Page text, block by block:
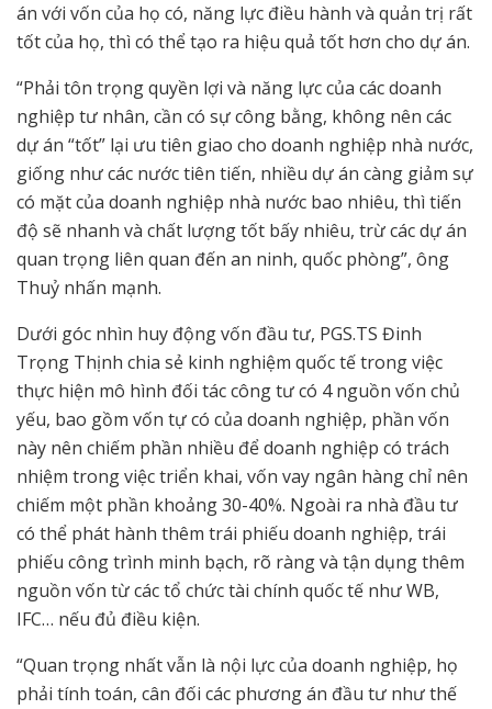
án với vốn của họ có, năng lực điều hành và quản trị rất
tốt của họ, thì có thể tạo ra hiệu quả tốt hơn cho dự án.
“Phải tôn trọng quyền lợi và năng lực của các doanh
nghiệp tư nhân, cần có sự công bằng, không nên các
dự án “tốt” lại ưu tiên giao cho doanh nghiệp nhà nước,
giống như các nước tiên tiến, nhiều dự án càng giảm sự
có mặt của doanh nghiệp nhà nước bao nhiêu, thì tiến
độ sẽ nhanh và chất lượng tốt bấy nhiêu, trừ các dự án
quan trọng liên quan đến an ninh, quốc phòng”, ông
Thuỷ nhấn mạnh.
Dưới góc nhìn huy động vốn đầu tư, PGS.TS Đinh
Trọng Thịnh chia sẻ kinh nghiệm quốc tế trong việc
thực hiện mô hình đối tác công tư có 4 nguồn vốn chủ
yếu, bao gồm vốn tự có của doanh nghiệp, phần vốn
này nên chiếm phần nhiều để doanh nghiệp có trách
nhiệm trong việc triển khai, vốn vay ngân hàng chỉ nên
chiếm một phần khoảng 30-40%. Ngoài ra nhà đầu tư
có thể phát hành thêm trái phiếu doanh nghiệp, trái
phiếu công trình minh bạch, rõ ràng và tận dụng thêm
nguồn vốn từ các tổ chức tài chính quốc tế như WB,
IFC… nếu đủ điều kiện.
“Quan trọng nhất vẫn là nội lực của doanh nghiệp, họ
phải tính toán, cân đối các phương án đầu tư như thế